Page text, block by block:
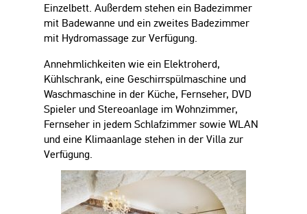
Einzelbett. Außerdem stehen ein Badezimmer
mit Badewanne und ein zweites Badezimmer
mit Hydromassage zur Verfügung.
Annehmlichkeiten wie ein Elektroherd,
Kühlschrank, eine Geschirrspülmaschine und
Waschmaschine in der Küche, Fernseher, DVD
Spieler und Stereoanlage im Wohnzimmer,
Fernseher in jedem Schlafzimmer sowie WLAN
und eine Klimaanlage stehen in der Villa zur
Verfügung.